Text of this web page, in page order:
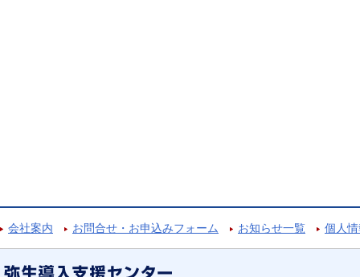
会社案内 お問合せ・お申込みフォーム お知らせ一覧 個人